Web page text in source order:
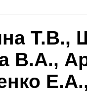
Т.В.,
В.А.,